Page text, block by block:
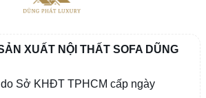
XUẤT NỘI THẤT SOFA DŨNG
Sở KHĐT TPHCM cấp ngày